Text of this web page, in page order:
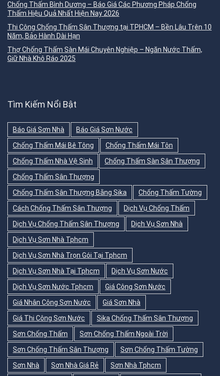
Chống Thấm Bình Dương – Báo Giá Các Phương Pháp Chống
Thấm Hiệu Quả Nhất Hiện Nay 2026
Thi Công Chống Thấm Sân Thượng tại TPHCM – Bền Lâu Trên 10
Năm, Bảo Hành Dài Hạn
Thợ Chống Thấm Sàn Mái Chuyên Nghiệp – Ngăn Nước Thấm,
Giữ Nhà Khô Ráo 2025
Tìm Kiếm Nổi Bật
Báo Giá Sơn Nhà
Báo Giá Sơn Nước
Chống Thấm Mái Bê Tông
Chống Thấm Mái Tôn
Chống Thấm Nhà Vệ Sinh
Chống Thấm Sàn Sân Thượng
Chống Thấm Sân Thượng
Chống Thấm Sân Thượng Bằng Sika
Chống Thấm Tường
Cách Chống Thấm Sân Thượng
Dịch Vụ Chống Thấm
Dịch Vụ Chống Thấm Sân Thượng
Dịch Vụ Sơn Nhà
Dịch Vụ Sơn Nhà Tphcm
Dịch Vụ Sơn Nhà Trọn Gói Tại Tphcm
Dịch Vụ Sơn Nhà Tại Tphcm
Dịch Vụ Sơn Nước
Dịch Vụ Sơn Nước Tphcm
Giá Công Sơn Nước
Giá Nhân Công Sơn Nước
Giá Sơn Nhà
Giá Thi Công Sơn Nước
Sika Chống Thấm Sân Thượng
Sơn Chống Thấm
Sơn Chống Thấm Ngoài Trời
Sơn Chống Thấm Sân Thượng
Sơn Chống Thấm Tường
Sơn Nhà
Sơn Nhà Giá Rẻ Sơn Nhà Tphcm